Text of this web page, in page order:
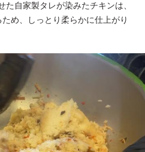
自家製タレが染みたチキンは、
め、しっとり柔らかに仕上がり